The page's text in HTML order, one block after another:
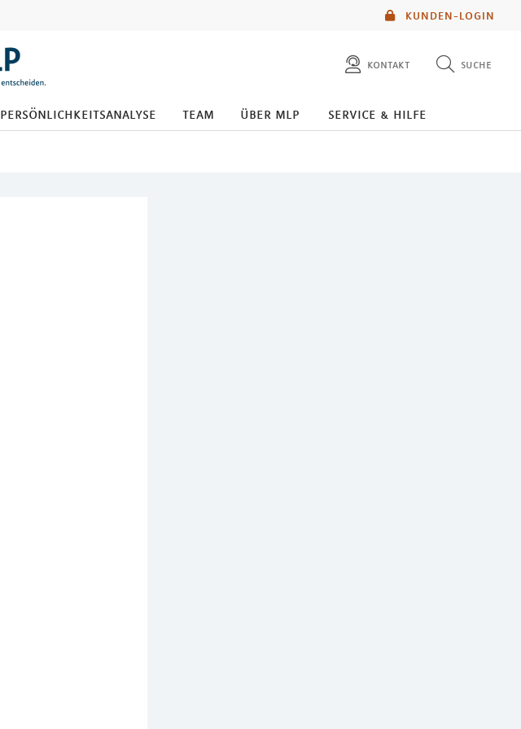
KUNDEN-LOGIN
kontakt suche
diese website durchsuchen
persönlichkeitsanalyse team über mlp service & hilfe